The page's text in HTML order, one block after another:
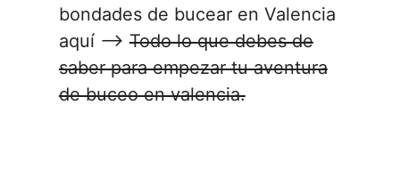
bondades de bucear en Valencia
aquí –>Todo lo que debes de
saber para empezar tu aventura
de buceo en valencia.